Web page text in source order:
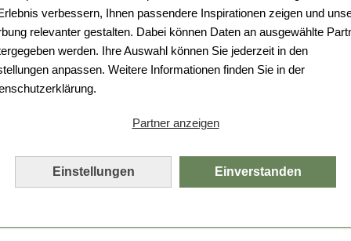
verbessern, Ihnen passendere Inspirationen zeigen und
relevanter gestalten. Dabei können Daten an ausgewählte
werden. Ihre Auswahl können Sie jederzeit in den
anpassen. Weitere Informationen finden Sie in der
Partner anzeigen
Einstellungen Einverstanden